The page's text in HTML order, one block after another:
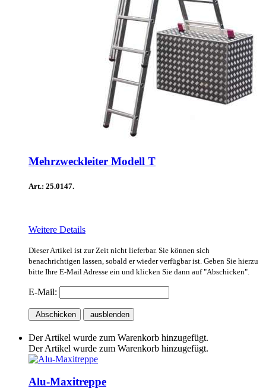
Mehrzweckleiter Modell T
Art.: 25.0147.
Weitere Details
Dieser Artikel ist zur Zeit nicht lieferbar. Sie können sich
benachrichtigen lassen, sobald er wieder verfügbar ist. Geben Sie hierzu
bitte Ihre E-Mail Adresse ein und klicken Sie dann auf "Abschicken".
E-Mail:
Abschicken ausblenden
Der Artikel wurde zum Warenkorb hinzugefügt.
Der Artikel wurde zum Warenkorb hinzugefügt.
Alu-Maxitreppe